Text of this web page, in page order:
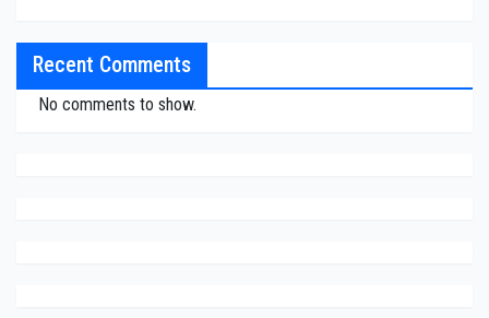
Recent Comments
No comments to show.